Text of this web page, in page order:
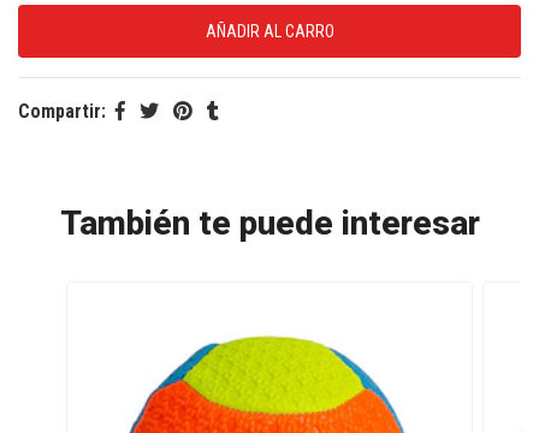
Compartir:
También te puede interesar